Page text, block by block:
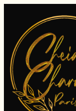
conteúdo